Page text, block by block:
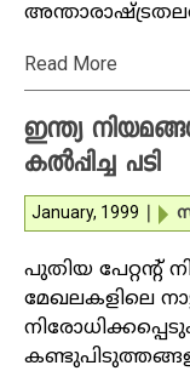
Read More
ഇന്ത്യ
കല്‍പ്പിച്ച പടി
January, 1999
പുതിയ പേറ്റന്റ്
മേഖലകളിലെ